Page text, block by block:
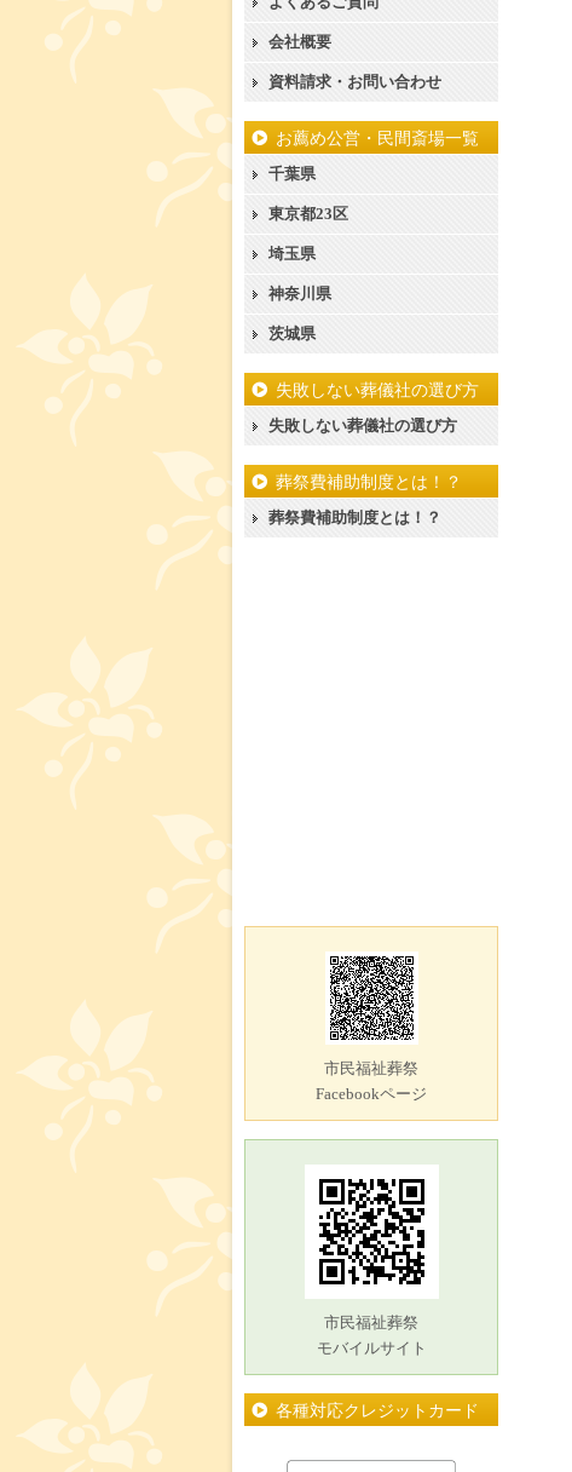
会社概要
資料請求・お問い合わせ
お薦め公営・民間斎場一覧
千葉県
東京都23区
埼玉県
神奈川県
茨城県
失敗しない葬儀社の選び方
失敗しない葬儀社の選び方
葬祭費補助制度とは！？
葬祭費補助制度とは！？
市民福祉葬祭
Facebookページ
市民福祉葬祭
モバイルサイト
各種対応クレジットカード